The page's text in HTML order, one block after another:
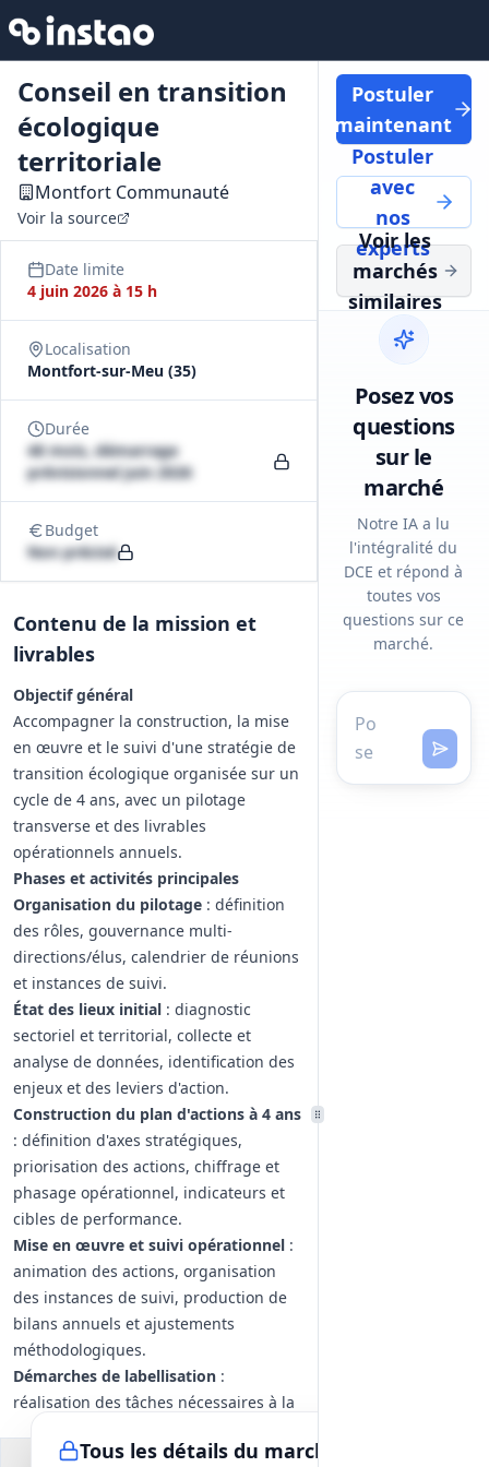
Conseil en transition
écologique
territoriale
Montfort Communauté
Voir la source
Date limite
4 juin 2026 à 15 h
Localisation
Montfort-sur-Meu (35)
Durée
48 mois, démarrage
prévisionnel juin 2026
Budget
Non précisé
Contenu de la mission et
livrables
Objectif général
Accompagner la construction, la mise
en œuvre et le suivi d'une stratégie de
transition écologique organisée sur un
cycle de 4 ans, avec un pilotage
transverse et des livrables
opérationnels annuels.
Phases et activités principales
Organisation du pilotage : définition
des rôles, gouvernance multi-
directions/élus, calendrier de réunions
et instances de suivi.
État des lieux initial : diagnostic
sectoriel et territorial, collecte et
analyse de données, identification des
enjeux et des leviers d'action.
Construction du plan d'actions à 4 ans
: définition d'axes stratégiques,
priorisation des actions, chiffrage et
phasage opérationnel, indicateurs et
cibles de performance.
Mise en œuvre et suivi opérationnel :
animation des actions, organisation
des instances de suivi, production de
bilans annuels et ajustements
méthodologiques.
Démarches de labellisation :
réalisation des tâches nécessaires à la
ou 2ème étoile) en option, avec
Tous les détails du marché
Postuler
maintenant
Postuler
avec
nos
experts
Voir les
marchés
similaires
Posez vos
questions
sur le
marché
Notre IA a lu
l'intégralité du
DCE et répond à
toutes vos
questions sur ce
marché.